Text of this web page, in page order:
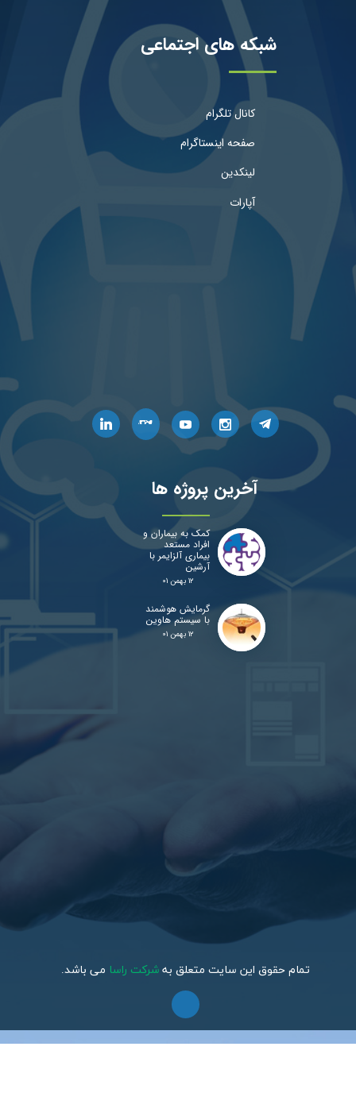
آخرین پروژه ها
شبکه های اجتماعی
کانال تلگرام
صفحه اینستاگرام
لینکدین
آپارات
تمام حقوق این سایت متعلق به شرکت راسا می باشد.
کمک به بیماران و
افراد مستعد
بیماری آلزایمر با
آرشین
۱۲ بهمن ۰۱
گرمایش هوشمند
با سیستم هاوین
۱۲ بهمن ۰۱